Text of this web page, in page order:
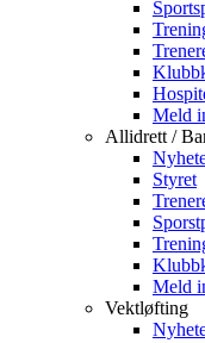
Meld
Allidrett /
Styret
Meld
Vektløfting